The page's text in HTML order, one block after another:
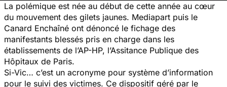
La polémique est née au début de cette année au cœur
du mouvement des gilets jaunes. Mediapart puis le
Canard Enchaîné ont dénoncé le fichage des
manifestants blessés pris en charge dans les
établissements de l’AP-HP, l’Assitance Publique des
Hôpitaux de Paris.
Si-Vic… c’est un acronyme pour système d’information
pour le suivi des victimes. Ce dispositif géré par le